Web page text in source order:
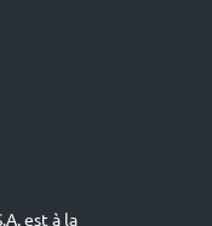
est à la